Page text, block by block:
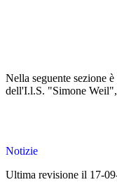
Nella seguente sezione
dell'I.l.S. "Simone
Notizie
Ultima revisione il 17-